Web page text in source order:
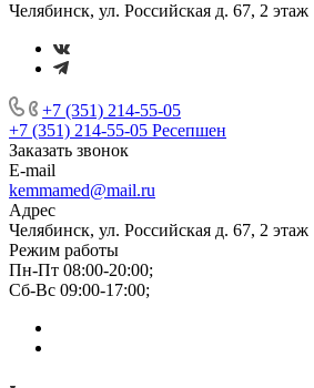
Челябинск, ул. Российская д. 67, 2 этаж
+7 (351) 214-55-05
+7 (351) 214-55-05 Ресепшен
Заказать звонок
E-mail
kemmamed@mail.ru
Адрес
Челябинск, ул. Российская д. 67, 2 этаж
Режим работы
Пн-Пт 08:00-20:00;
Сб-Вс 09:00-17:00;